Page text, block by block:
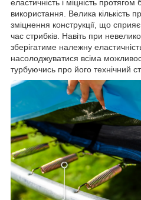
еластичність і міцність протягом
використання. Велика кількість
зміцнення конструкції, що сприяє
час стрибків. Навіть при
зберігатиме належну
насолоджуватися всіма
турбуючись про його технічний